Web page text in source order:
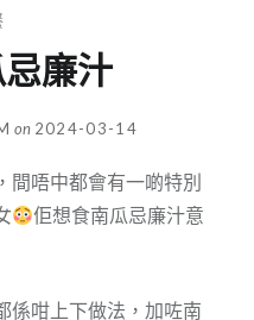
廉汁
on 2024-03-14
間唔中都會有一啲特別
佢想食南瓜忌廉汁意
係咁上下做法，加咗南